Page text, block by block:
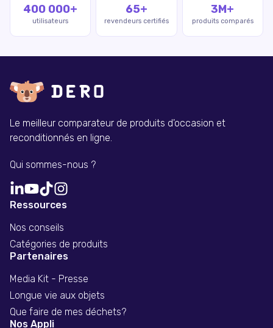
400 000+
utilisateurs
65+
revendeurs certifiés
3M+
produits comparés
Le meilleur comparateur de produits d'occasion et
reconditionnés en ligne.
Qui sommes-nous ?
Ressources
Nos conseils
Catégories de produits
Partenaires
Media Kit - Presse
Longue vie aux objets
Que faire de mes déchets?
Nos Appli